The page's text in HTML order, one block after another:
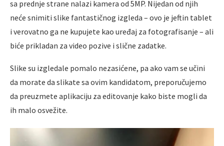
sa prednje strane nalazi kamera od 5MP. Nijedan od njih
neće snimiti slike fantastičnog izgleda – ovo je jeftin tablet
i verovatno ga ne kupujete kao uređaj za fotografisanje – ali
biće prikladan za video pozive i slične zadatke.
Slike su izgledale pomalo nezasićene, pa ako vam se učini
da morate da slikate sa ovim kandidatom, preporučujemo
da preuzmete aplikaciju za editovanje kako biste mogli da
ih malo osvežite.